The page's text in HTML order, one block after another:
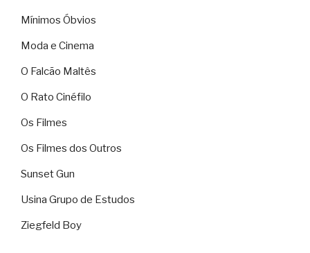
Mínimos Óbvios
Moda e Cinema
O Falcão Maltês
O Rato Cinéfilo
Os Filmes
Os Filmes dos Outros
Sunset Gun
Usina Grupo de Estudos
Ziegfeld Boy